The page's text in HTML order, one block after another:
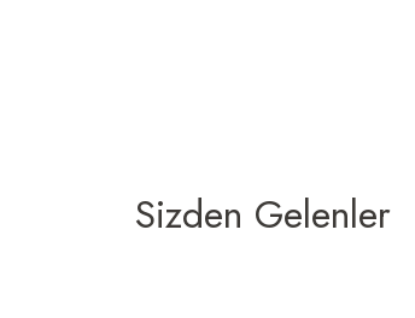
Sizden Gelenler